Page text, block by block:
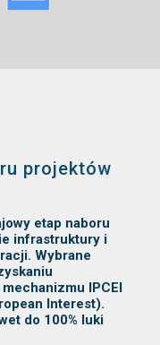
projektów
etap naboru
infrastruktury i
Wybrane
IPCEI
Interest).
do 100% luki